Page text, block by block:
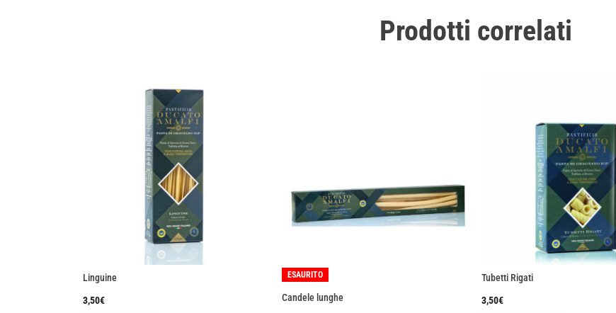
Prodotti correlati
Linguine
3,50€
ESAURITO
Candele lunghe
Tubetti Rigati
3,50€